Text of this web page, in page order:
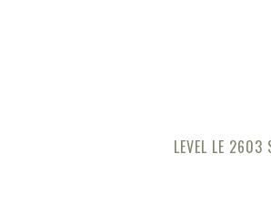
LEVEL LE 2603